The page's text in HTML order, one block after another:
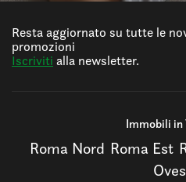
Resta aggiornato su tutte le
promozioni
Iscriviti alla newsletter.
Immobili in
Roma Nord Roma Est